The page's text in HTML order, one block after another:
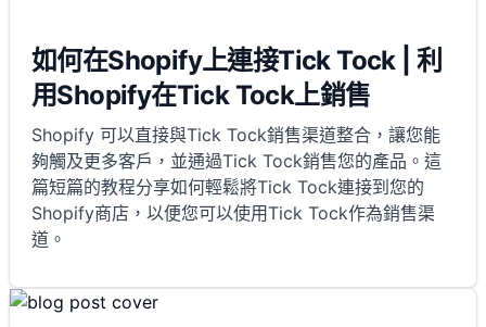
如何在Shopify上連接Tick Tock | 利
用Shopify在Tick Tock上銷售
Shopify 可以直接與Tick Tock銷售渠道整合，讓您能
夠觸及更多客戶，並通過Tick Tock銷售您的產品。這
篇短篇的教程分享如何輕鬆將Tick Tock連接到您的
Shopify商店，以便您可以使用Tick Tock作為銷售渠
道。